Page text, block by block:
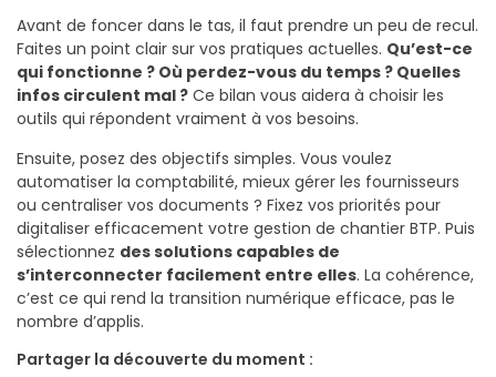
Avant de foncer dans le tas, il faut prendre un peu de recul.
Faites un point clair sur vos pratiques actuelles. Qu’est-ce
qui fonctionne ? Où perdez-vous du temps ? Quelles
infos circulent mal ? Ce bilan vous aidera à choisir les
outils qui répondent vraiment à vos besoins.
Ensuite, posez des objectifs simples. Vous voulez
automatiser la comptabilité, mieux gérer les fournisseurs
ou centraliser vos documents ? Fixez vos priorités pour
digitaliser efficacement votre gestion de chantier BTP. Puis
sélectionnez des solutions capables de
s’interconnecter facilement entre elles. La cohérence,
c’est ce qui rend la transition numérique efficace, pas le
nombre d’applis.
Partager la découverte du moment :